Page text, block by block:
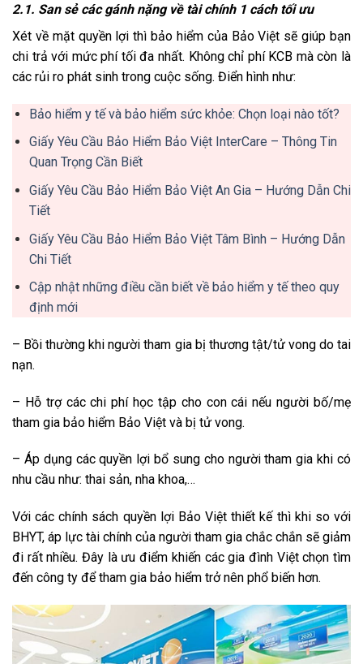
2.1. San sẻ các gánh nặng về tài chính 1 cách tối ưu
Xét về mặt quyền lợi thì bảo hiểm của Bảo Việt sẽ giúp bạn
chi trả với mức phí tối đa nhất. Không chỉ phí KCB mà còn là
các rủi ro phát sinh trong cuộc sống. Điển hình như:
Bảo hiểm y tế và bảo hiểm sức khỏe: Chọn loại nào tốt?
Giấy Yêu Cầu Bảo Hiểm Bảo Việt InterCare – Thông Tin
Quan Trọng Cần Biết
Giấy Yêu Cầu Bảo Hiểm Bảo Việt An Gia – Hướng Dẫn Chi
Tiết
Giấy Yêu Cầu Bảo Hiểm Bảo Việt Tâm Bình – Hướng Dẫn
Chi Tiết
Cập nhật những điều cần biết về bảo hiểm y tế theo quy
định mới
– Bồi thường khi người tham gia bị thương tật/tử vong do tai
nạn.
– Hỗ trợ các chi phí học tập cho con cái nếu người bố/mẹ
tham gia bảo hiểm Bảo Việt và bị tử vong.
– Áp dụng các quyền lợi bổ sung cho người tham gia khi có
nhu cầu như: thai sản, nha khoa,…
Với các chính sách quyền lợi Bảo Việt thiết kế thì khi so với
BHYT, áp lực tài chính của người tham gia chắc chắn sẽ giảm
đi rất nhiều. Đây là ưu điểm khiến các gia đình Việt chọn tìm
đến công ty để tham gia bảo hiểm trở nên phổ biến hơn.